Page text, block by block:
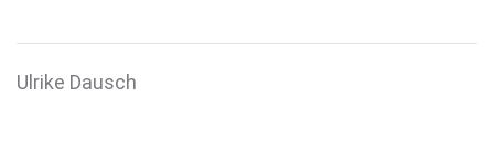
Ulrike Dausch